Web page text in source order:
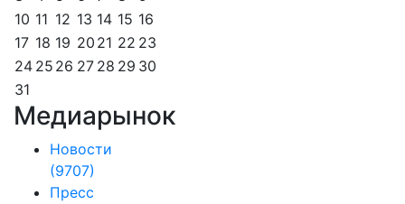
10 11 12 13 14 15 16
17 18 19 20 21 22 23
24 25 26 27 28 29 30
31
Медиарынок
Новости
(9707)
Пресс